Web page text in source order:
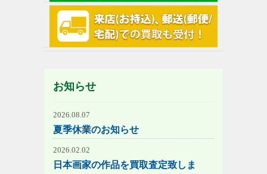
お知らせ
2026.08.07
夏季休業のお知らせ
2026.02.02
日本画家の作品を買取査定致しま